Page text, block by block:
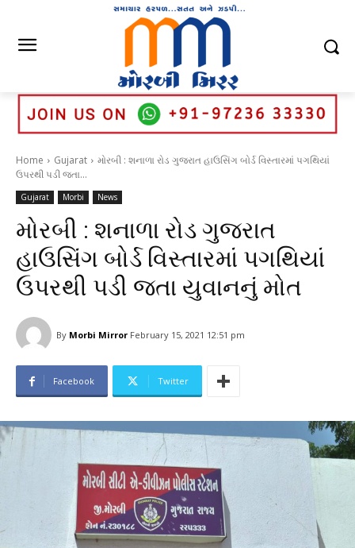
Home Gujarat
મોરબી : શનાળા રોડ ગુજરાત હાઉસિંગ બોર્ડ વિસ્તારમાં પગથિયાં
ઉપરથી પડી જતા...
Gujarat Morbi News
મોરબી : શનાળા રોડ ગુજરાત
હાઉસિંગ બોર્ડ વિસ્તારમાં પગથિયાં
ઉપરથી પડી જતા યુવાનનું મોત
By Morbi Mirror February 15, 2021 12:51 pm
Facebook Twitter